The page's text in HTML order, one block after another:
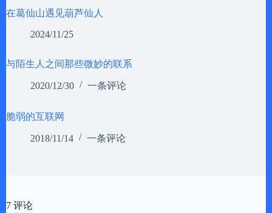
在葛仙山遇见葫芦仙人
2024/11/25
与陌生人之间那些微妙的联系
2020/12/30 一条评论
脆弱的互联网
2018/11/14 一条评论
7 评论